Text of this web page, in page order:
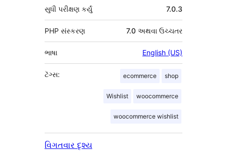
7.0.3
સુધી પરીક્ષણ કર્યું
PHP સંસ્કરણ 7.0 અથવા ઉચ્ચતર
ભાષા English (US)
ટૅગ્સ: ecommerce shop
Wishlist woocommerce
woocommerce wishlist
વિગતવાર દૃશ્ય